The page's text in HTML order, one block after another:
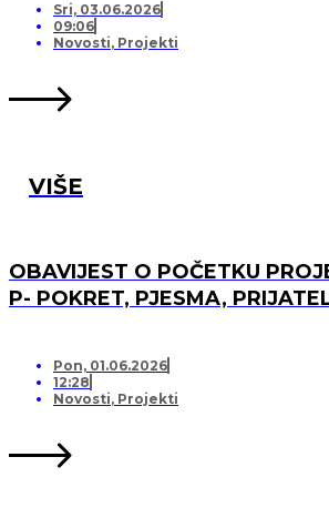
Sri, 03.06.2026
09:06
Novosti, Projekti
VIŠE
OBAVIJEST O POČETKU
P- POKRET, PJESMA,
Pon, 01.06.2026
12:28
Novosti, Projekti